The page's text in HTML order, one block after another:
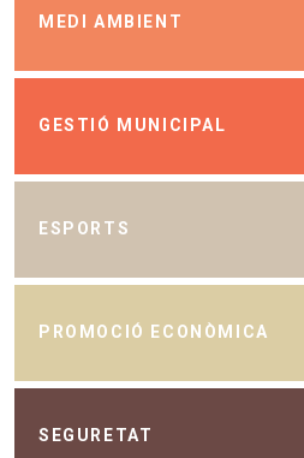
MEDI AMBIENT
GESTIÓ MUNICIPAL
ESPORTS
PROMOCIÓ ECONÒMICA
SEGURETAT